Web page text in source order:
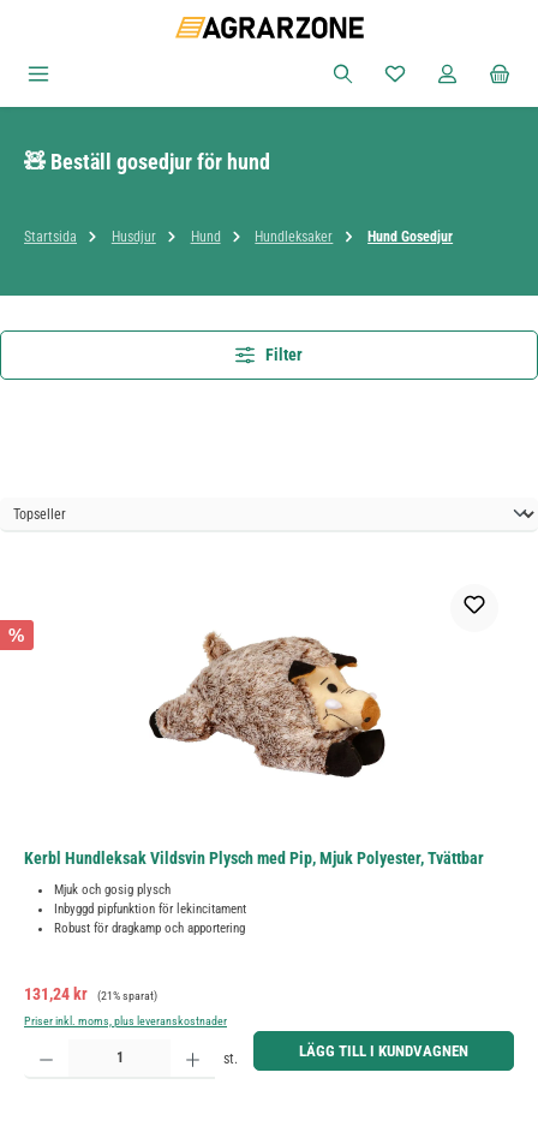
Du har 0 objekt i
🧸 Beställ gosedjur för hund
Startsida Husdjur Hund Hundleksaker Hund Gosedjur
Filter
%
Kerbl Hundleksak Vildsvin Plysch med Pip, Mjuk Polyester, Tvättbar
Mjuk och gosig plysch
Inbyggd pipfunktion för lekincitament
Robust för dragkamp och apportering
Försäljningspris:
131,24 kr Ordinarie pris:
(21% sparat)
Priser inkl. moms, plus leveranskostnader
Produktkvantitet: Ange önskat belopp eller använd knapparna för att öka eller minska kvantiteten.
st. LÄGG TILL I KUNDVAGNEN